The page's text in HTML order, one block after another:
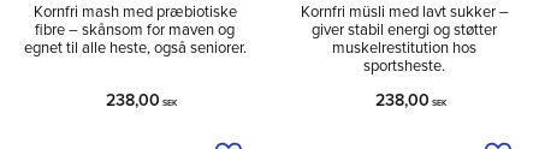
Kornfri mash med præbiotiske
fibre – skånsom for maven og
egnet til alle heste, også seniorer.
238,00 SEK
Kornfri müsli med lavt sukker –
giver stabil energi og støtter
muskelrestitution hos
sportsheste.
238,00 SEK